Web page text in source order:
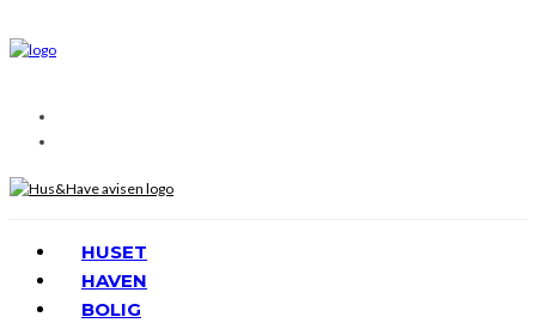
HUSET
HAVEN
BOLIG